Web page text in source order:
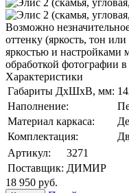
Возможно
оттенку (яркость, тон
яркостью и настройками
обработкой фотографии
Характеристики
Габариты ДхШхВ, мм:
Наполнение:
Материал каркаса:
Комплектация:
Артикул:
3271
Поставщик: ДИМИР
18 950 руб.